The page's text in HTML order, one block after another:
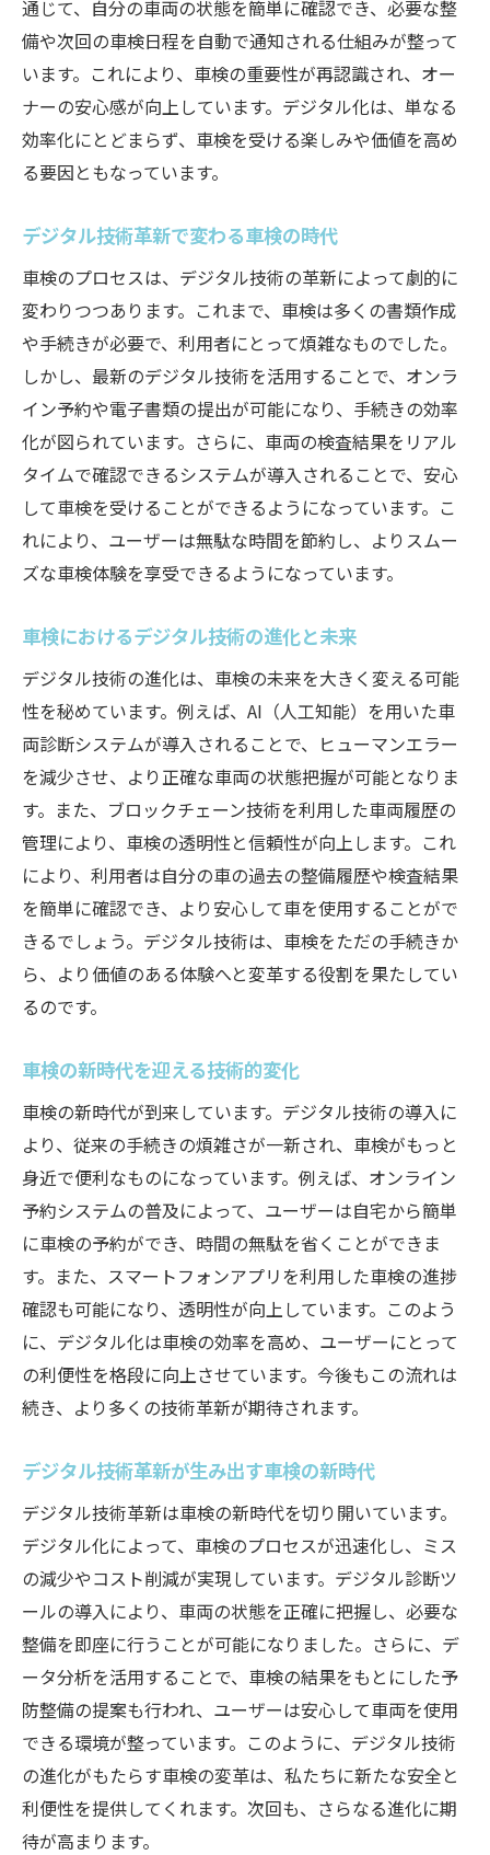
通じて、自分の車両の状態を簡単に確認でき、必要な整
備や次回の車検日程を自動で通知される仕組みが整って
います。これにより、車検の重要性が再認識され、オー
ナーの安心感が向上しています。デジタル化は、単なる
効率化にとどまらず、車検を受ける楽しみや価値を高め
る要因ともなっています。
デジタル技術革新で変わる車検の時代
車検のプロセスは、デジタル技術の革新によって劇的に
変わりつつあります。これまで、車検は多くの書類作成
や手続きが必要で、利用者にとって煩雑なものでした。
しかし、最新のデジタル技術を活用することで、オンラ
イン予約や電子書類の提出が可能になり、手続きの効率
化が図られています。さらに、車両の検査結果をリアル
タイムで確認できるシステムが導入されることで、安心
して車検を受けることができるようになっています。こ
れにより、ユーザーは無駄な時間を節約し、よりスムー
ズな車検体験を享受できるようになっています。
車検におけるデジタル技術の進化と未来
デジタル技術の進化は、車検の未来を大きく変える可能
性を秘めています。例えば、AI（人工知能）を用いた車
両診断システムが導入されることで、ヒューマンエラー
を減少させ、より正確な車両の状態把握が可能となりま
す。また、ブロックチェーン技術を利用した車両履歴の
管理により、車検の透明性と信頼性が向上します。これ
により、利用者は自分の車の過去の整備履歴や検査結果
を簡単に確認でき、より安心して車を使用することがで
きるでしょう。デジタル技術は、車検をただの手続きか
ら、より価値のある体験へと変革する役割を果たしてい
るのです。
車検の新時代を迎える技術的変化
車検の新時代が到来しています。デジタル技術の導入に
より、従来の手続きの煩雑さが一新され、車検がもっと
身近で便利なものになっています。例えば、オンライン
予約システムの普及によって、ユーザーは自宅から簡単
に車検の予約ができ、時間の無駄を省くことができま
す。また、スマートフォンアプリを利用した車検の進捗
確認も可能になり、透明性が向上しています。このよう
に、デジタル化は車検の効率を高め、ユーザーにとって
の利便性を格段に向上させています。今後もこの流れは
続き、より多くの技術革新が期待されます。
デジタル技術革新が生み出す車検の新時代
デジタル技術革新は車検の新時代を切り開いています。
デジタル化によって、車検のプロセスが迅速化し、ミス
の減少やコスト削減が実現しています。デジタル診断ツ
ールの導入により、車両の状態を正確に把握し、必要な
整備を即座に行うことが可能になりました。さらに、デ
ータ分析を活用することで、車検の結果をもとにした予
防整備の提案も行われ、ユーザーは安心して車両を使用
できる環境が整っています。このように、デジタル技術
の進化がもたらす車検の変革は、私たちに新たな安全と
利便性を提供してくれます。次回も、さらなる進化に期
待が高まります。